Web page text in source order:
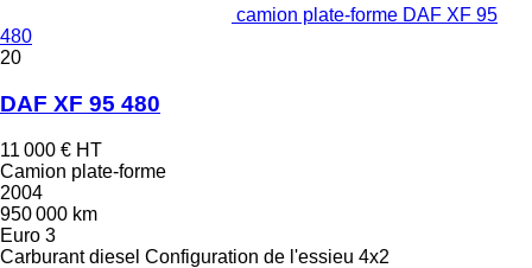
camion plate-forme DAF XF 95
480
20
DAF XF 95 480
11 000 € HT
Camion plate-forme
2004
950 000 km
Euro 3
Carburant diesel Configuration de l'essieu 4x2